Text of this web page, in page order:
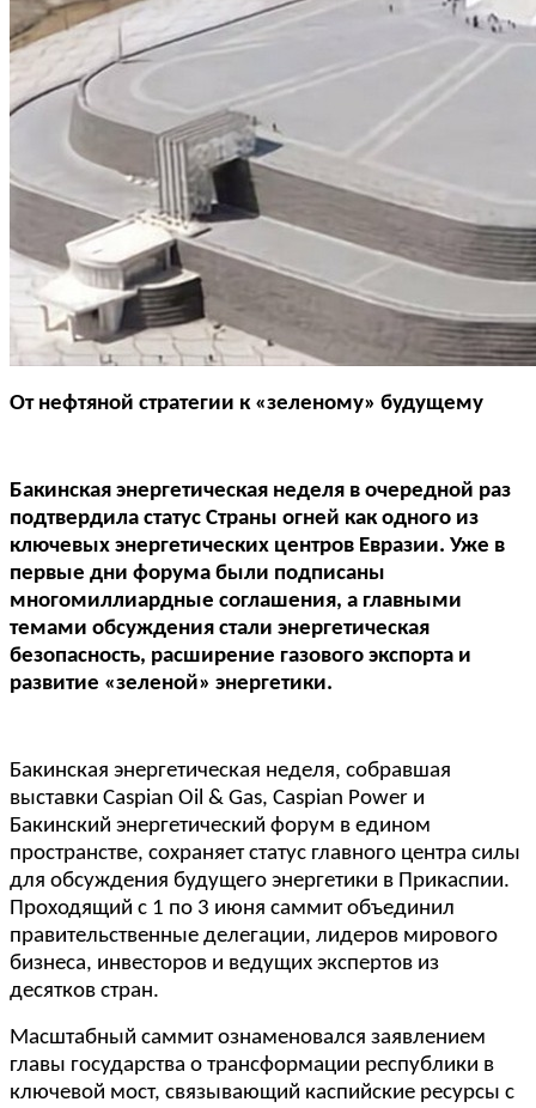
От нефтяной стратегии к «зеленому» будущему
Бакинская энергетическая неделя в очередной раз
подтвердила статус Страны огней как одного из
ключевых энергетических центров Евразии. Уже в
первые дни форума были подписаны
многомиллиардные соглашения, а главными
темами обсуждения стали энергетическая
безопасность, расширение газового экспорта и
развитие «зеленой» энергетики.
Бакинская энергетическая неделя, собравшая
выставки Caspian Oil & Gas, Caspian Power и
Бакинский энергетический форум в едином
пространстве, сохраняет статус главного центра силы
для обсуждения будущего энергетики в Прикаспии.
Проходящий с 1 по 3 июня саммит объединил
правительственные делегации, лидеров мирового
бизнеса, инвесторов и ведущих экспертов из
десятков стран.
Масштабный саммит ознаменовался заявлением
главы государства о трансформации республики в
ключевой мост, связывающий каспийские ресурсы с